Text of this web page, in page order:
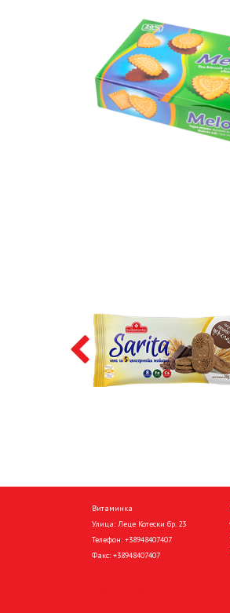
Витаминка
Улица: Леце Котески бр. 23
Телефон: +38948407407
Факс: +38948407407